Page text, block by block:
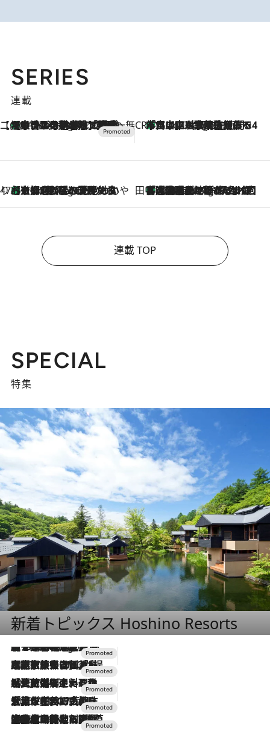
SERIES
連載
【CREA×星野リゾート】唯一無二。癒しと発見が待つ場所へ
3 Hours Ago
【トンボの足水浴】ヒノキの香りに包まれて涼感マックス！約13℃の湧水かけ流しを避暑地「星野温泉 トンボの湯」で体験 CREA'S CHOICE
5 Hours Ago
「立川にも歌舞伎があるんだよ」 片岡仁左衛門・市川中車ら豪華座組みで4年目の立川立飛歌舞伎へ
47都道府県の手みやげ ひんやりスイーツで夏を満喫
5 Hours Ago
【京都府】この夏絶対食べたい 冷やしておいしいおやつ3選 ひと口目から心を掴む新緑のテリーヌ 田中稲の勝手に再ブーム
10 Hours Ago
「湘南乃風に憧れて」観客大盛上がりの“タオル回し”に、ラッパー顔負けの高速歌唱まで…さだまさし（74）のアグレッシブすぎる現在地
連載 TOP
SPECIAL
特集
新着トピックス Hoshino Resorts
3 Hours Ago
【トンボの足水浴】ヒノキの香りに包まれて涼感マックス！約13℃の湧水かけ流しを避暑地「星野温泉 トンボの湯」で体験
2026.7.31
【ホテル帰省】という選択肢をOMOが提案。家族とほどよい距離を保つには「昼は実家、夜は気兼ねなくホテルで！」
2026.7.24
【夏限定ディナーコース】旬を迎える稚鮎や花ズッキーニなどをイタリア・トスカーナの郷土料理の手法で満喫！
2026.7.17
「土佐和ハーブかき氷」がOMO7高知に登場！生姜、山椒、大葉など目にも舌にも涼を呼ぶ郷土の味
2026.7.10
NEW OPEN！【界 草津】名湯の地に誕生。趣の異なる2種の温泉と上州ならではの会席・蕎麦割烹など美食を味わう究極の癒やし旅